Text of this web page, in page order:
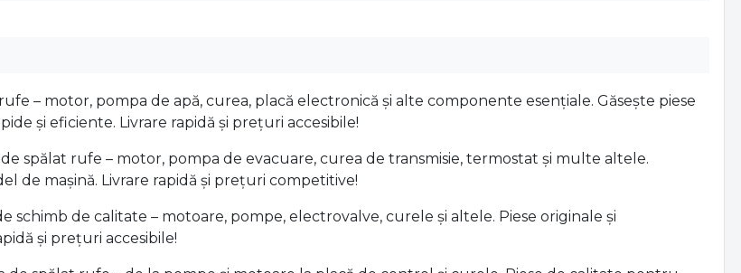
– motor, pompa de apă, curea, placă electronică și alte componente esențiale. Găsește piese
și eficiente. Livrare rapidă și prețuri accesibile!
spălat rufe – motor, pompa de evacuare, curea de transmisie, termostat și multe altele.
de mașină. Livrare rapidă și prețuri competitive!
schimb de calitate – motoare, pompe, electrovalve, curele și altele. Piese originale și
și prețuri accesibile!